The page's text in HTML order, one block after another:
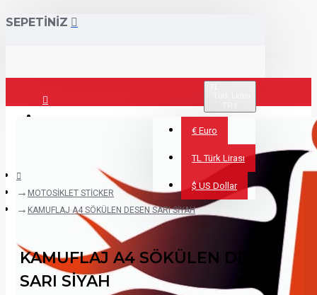
SEPETİNİZ
€ Euro
TL Türk Lirası
$ US Dollar
MOTOSİKLET STİCKER
KAMUFLAJ A4 SÖKÜLEN DESEN SARI SİYAH
KAMUFLAJ A4 SÖKÜLEN DESEN
SARI SİYAH